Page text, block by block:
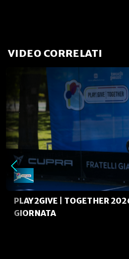
VIDEO CORRELATI
PLAY2GIVE | TOGETHER
GIORNATA